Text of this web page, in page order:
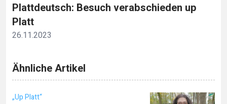
Plattdeutsch: Besuch verabschieden up
Platt
26.11.2023
Ähnliche Artikel
„Up Platt“